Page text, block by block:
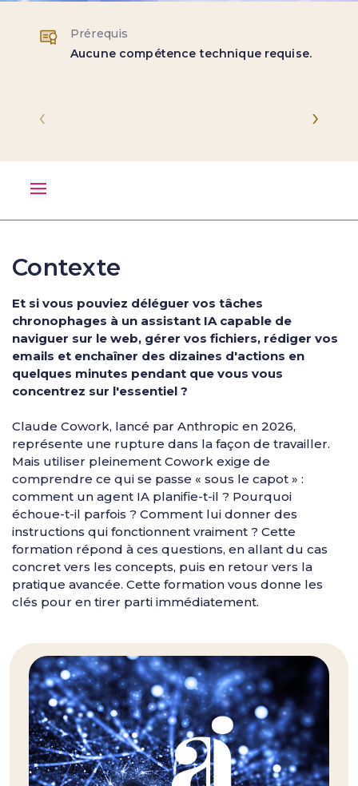
Prérequis
Aucune compétence technique requise.
‹ ›
Contexte
Et si vous pouviez déléguer vos tâches
chronophages à un assistant IA capable de
naviguer sur le web, gérer vos fichiers, rédiger vos
emails et enchaîner des dizaines d'actions en
quelques minutes pendant que vous vous
concentrez sur l'essentiel ?
Claude Cowork, lancé par Anthropic en 2026,
représente une rupture dans la façon de travailler.
Mais utiliser pleinement Cowork exige de
comprendre ce qui se passe « sous le capot » :
comment un agent IA planifie-t-il ? Pourquoi
échoue-t-il parfois ? Comment lui donner des
instructions qui fonctionnent vraiment ? Cette
formation répond à ces questions, en allant du cas
concret vers les concepts, puis en retour vers la
pratique avancée. Cette formation vous donne les
clés pour en tirer parti immédiatement.